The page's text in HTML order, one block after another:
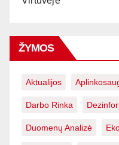
ŽYMOS
Aktualijos
Darbo Rinka
Duomenų Analizė